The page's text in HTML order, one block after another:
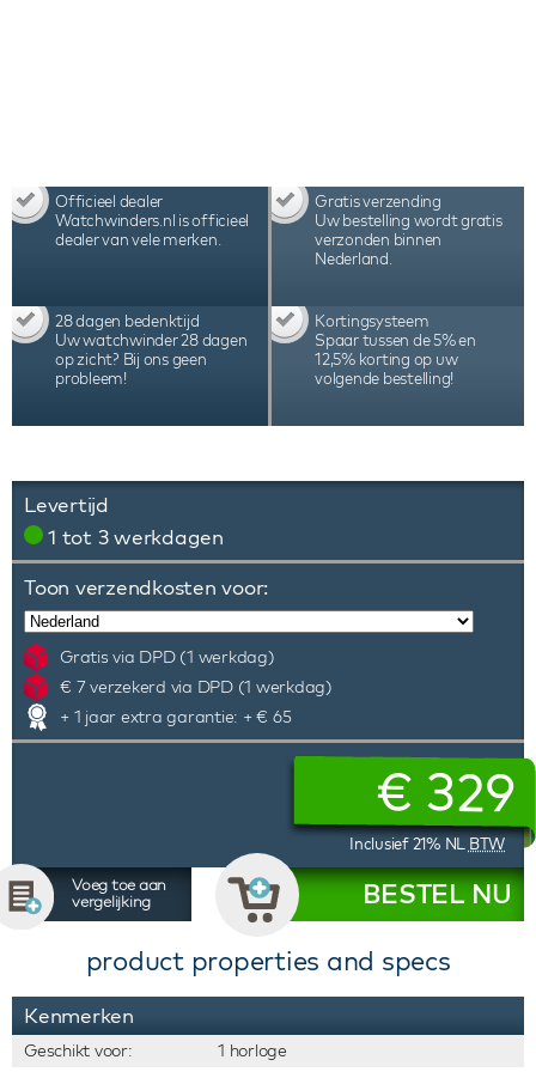
Officieel dealer
Watchwinders.nl is officieel
dealer van vele merken.
Gratis verzending
Uw bestelling wordt gratis
verzonden binnen
Nederland.
28 dagen bedenktijd
Uw watchwinder 28 dagen
op zicht? Bij ons geen
probleem!
Kortingsysteem
Spaar tussen de 5% en
12,5% korting op uw
volgende bestelling!
Levertijd
1 tot 3 werkdagen
Toon verzendkosten voor:
Gratis via DPD (1 werkdag)
€ 7 verzekerd via DPD (1 werkdag)
+ 1 jaar extra garantie: + € 65
€329
Inclusief 21% NL BTW
Voeg toe aan
vergelijking
BESTEL NU
product properties and specs
Kenmerken
Geschikt voor: 1 horloge